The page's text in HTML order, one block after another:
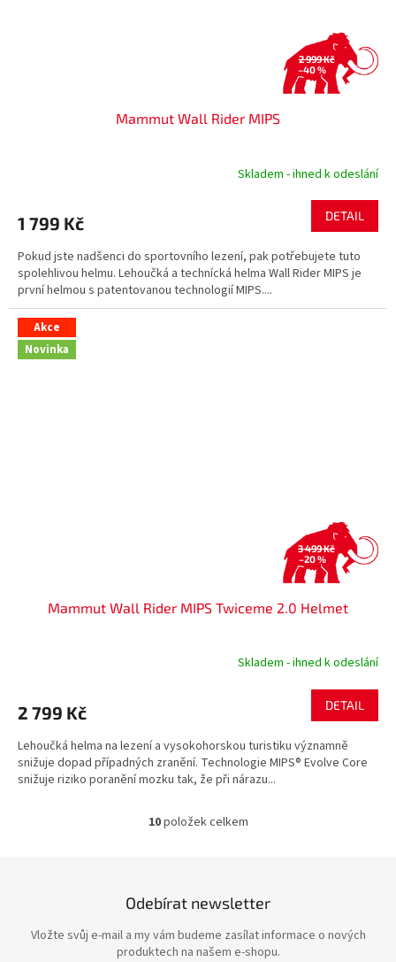
2 999 Kč
–40 %
Mammut Wall Rider MIPS
Skladem - ihned k odeslání
1 799 Kč DETAIL
Pokud jste nadšenci do sportovního lezení, pak potřebujete tuto
spolehlivou helmu. Lehoučká a technícká helma Wall Rider MIPS je
první helmou s patentovanou technologií MIPS....
Akce
Novinka
3 499 Kč
–20 %
Mammut Wall Rider MIPS Twiceme 2.0 Helmet
Skladem - ihned k odeslání
2 799 Kč DETAIL
Lehoučká helma na lezení a vysokohorskou turistiku významně
snižuje dopad případných zranění. Technologie MIPS® Evolve Core
snižuje riziko poranění mozku tak, že při nárazu...
O
d
a
c
í
10položek celkem
Odebírat newsletter
Vložte svůj e-mail a my vám budeme zasílat informace o nových
produktech na našem e-shopu.